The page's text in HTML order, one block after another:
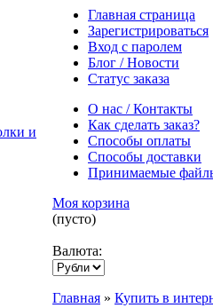
Главная страница
Зарегистрироваться
Вход с паролем
Блог / Новости
Статус заказа
О нас / Контакты
Как сделать заказ?
Способы оплаты
Способы доставки
Принимаемые
Моя корзина
(пусто)
Валюта:
Главная » Купить в